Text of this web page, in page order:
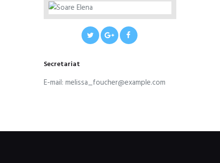
Secretariat
E-mail: melissa_foucher@example.com